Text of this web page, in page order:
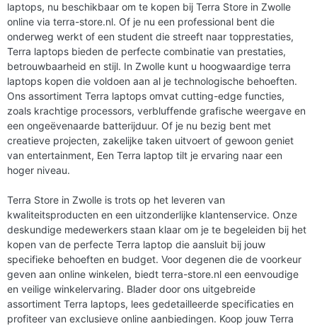
laptops, nu beschikbaar om te kopen bij Terra Store in Zwolle
online via terra-store.nl. Of je nu een professional bent die
onderweg werkt of een student die streeft naar topprestaties,
Terra laptops bieden de perfecte combinatie van prestaties,
betrouwbaarheid en stijl. In Zwolle kunt u hoogwaardige terra
laptops kopen die voldoen aan al je technologische behoeften.
Ons assortiment Terra laptops omvat cutting-edge functies,
zoals krachtige processors, verbluffende grafische weergave en
een ongeëvenaarde batterijduur. Of je nu bezig bent met
creatieve projecten, zakelijke taken uitvoert of gewoon geniet
van entertainment, Een Terra laptop tilt je ervaring naar een
hoger niveau.
Terra Store in Zwolle is trots op het leveren van
kwaliteitsproducten en een uitzonderlijke klantenservice. Onze
deskundige medewerkers staan klaar om je te begeleiden bij het
kopen van de perfecte Terra laptop die aansluit bij jouw
specifieke behoeften en budget. Voor degenen die de voorkeur
geven aan online winkelen, biedt terra-store.nl een eenvoudige
en veilige winkelervaring. Blader door ons uitgebreide
assortiment Terra laptops, lees gedetailleerde specificaties en
profiteer van exclusieve online aanbiedingen. Koop jouw Terra